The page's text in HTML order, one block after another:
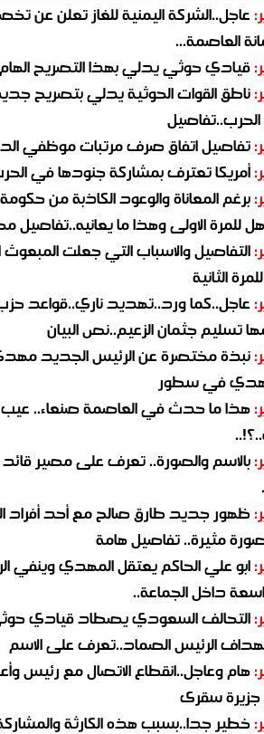
العاصمة...
قيادي حوثي يدلي بهذا التصريح
ناطق القوات الحوثية يدلي بتصريح
تفاصيل اتفاق صرف مرتبات موظفي
أمريكا تعترف بمشاركة جنودها في
برغم المعاناة والوعود الكاذبة من
للمرة الاولى وهذا ما يعانيه..تفاصيل
التفاصيل والاسباب التي جعلت المبعوث
الثانية
عاجل..كما ورد..تهديد ناري..قواعد
تسليم جثمان الزعيم..نص البيان
نبذة مختصرة عن الرئيس الجديد
في سطور
هذا ما حدث في العاصمة صنعاء.. عيب
بالاسم والصورة.. تعرف على مصير
ظهور جديد طارق صالح مع أحد أفراد
مثيرة.. تفاصيل هامة
ابو علي الحاكم يعتقل المهدي وينفي
داخل الجماعة..
التحالف السعودي يصطاد قيادي
الرئيس الصماد..تعرف على الاسم
هام وعاجل..انقطاع الاتصال مع رئيس
سقرى
خطير جدا..بسبب هذه الكارثة